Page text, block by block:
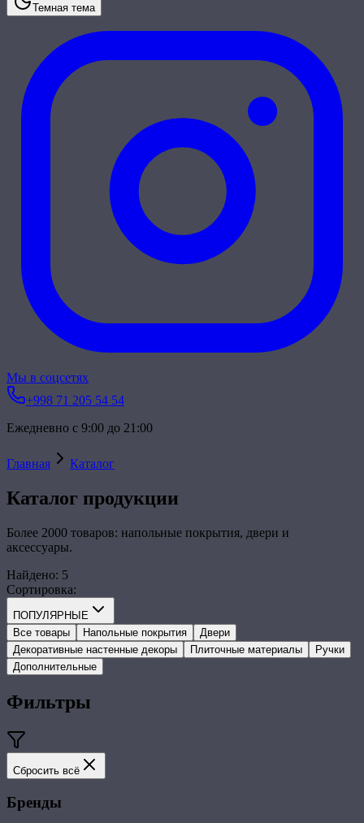
Темная тема
Мы в соцсетях
+998 71 205 54 54
Ежедневно с 9:00 до 21:00
Главная Каталог
Каталог продукции
Более 2000 товаров: напольные покрытия, двери и
аксессуары.
Найдено: 5
Сортировка:
ПОПУЛЯРНЫЕ
Все товары
Напольные покрытия
Двери
Декоративные настенные декоры
Плиточные материалы
Ручки
Дополнительные
Фильтры
Сбросить всё
Бренды